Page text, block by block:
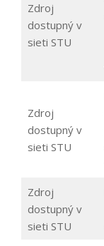
Zdroj
dostupný v
sieti STU
Zdroj
dostupný v
sieti STU
Zdroj
dostupný v
sieti STU